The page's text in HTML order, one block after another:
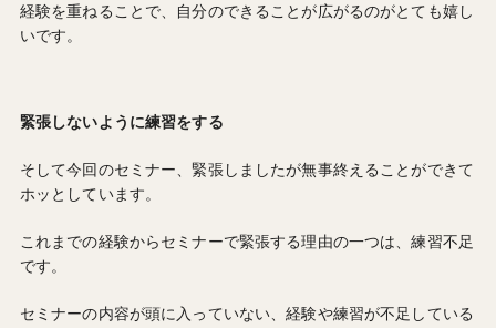
経験を重ねることで、自分のできることが広がるのがとても嬉し
いです。
緊張しないように練習をする
そして今回のセミナー、緊張しましたが無事終えることができて
ホッとしています。
これまでの経験からセミナーで緊張する理由の一つは、練習不足
です。
セミナーの内容が頭に入っていない、経験や練習が不足している